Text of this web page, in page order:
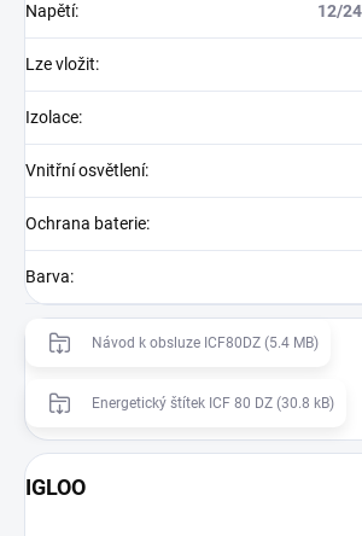
Napětí: 12/
Lze vložit:
Izolace:
Vnitřní osvětlení:
Ochrana baterie:
Barva:
Návod k obsluze ICF80DZ (5.4 MB)
Energetický štítek ICF 80 DZ (30.8 kB)
IGLOO